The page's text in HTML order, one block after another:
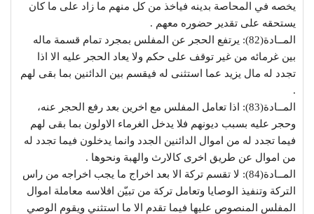
يخصه في المحاصة بدينه فياخذ من كل منهم ما زاد على ما كان
يستحقه على تقدير حضوره معهم .
المــادة(82): يرتفع الحجر عن المفلس بمجرد تمام قسمة ماله
بين غرمائه من غير توقف على حكم ولا يعاد الحجر عليه الا اذا
تجدد له مال يزيد عما استثنى له فيقسم بين الدائنين بما بقى لهم
.
المــادة(83): اذا تعامل المفلس مع اخرين بعد رفع الحجر عنه،
وحجر عليه بسبب ديونهم فلا يدخل الغرماء الاولون بما بقى لهم
فيما تجدد له من اموال الدائنين الجدد وانما يدخلون فيما تجدد له
من اموال عن طريق اخرى كالارث والهبة ونحوها .
المــادة(84): لا تقسم تركة الا بعد اخراج ما يجب اخراجه من راس
التركة وتنفيذ الوصايا وتعامل تركة من تبيّن افلاسه معاملة اموال
المفلس المنصوص عليها فيما تقدم الا ما استثني ويقوم الوصي